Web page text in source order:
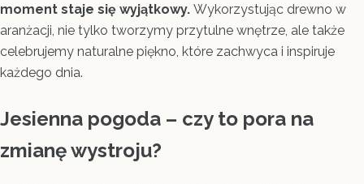
moment staje się wyjątkowy. Wykorzystując drewno w
aranżacji, nie tylko tworzymy przytulne wnętrze, ale także
celebrujemy naturalne piękno, które zachwyca i inspiruje
każdego dnia.
Jesienna pogoda – czy to pora na
zmianę wystroju?